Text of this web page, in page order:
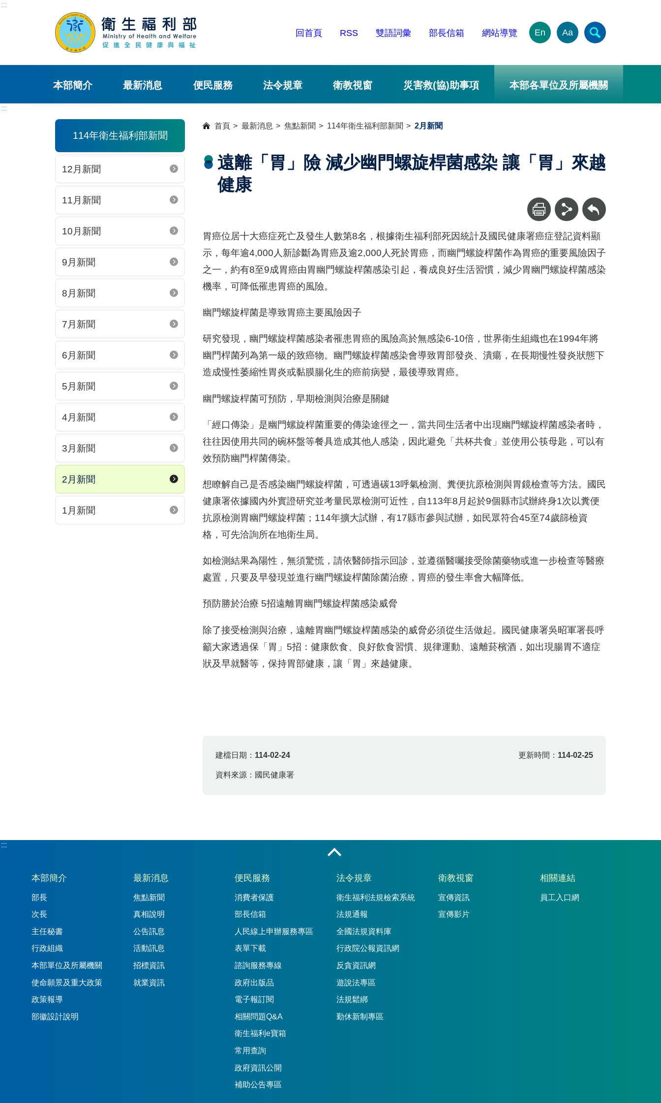
:::
回首頁 RSS 雙語詞彙 部長信箱 網站導覽 En Aa
本部簡介 最新消息 便民服務 法令規章 衛教視窗 災害救(協)助事項 本部各單位及所屬機關
:::
114年衛生福利部新聞
12月新聞
11月新聞
10月新聞
9月新聞
8月新聞
7月新聞
6月新聞
5月新聞
4月新聞
3月新聞
2月新聞
1月新聞
首頁 最新消息 焦點新聞 114年衛生福利部新聞 2月新聞
遠離「胃」險 減少幽門螺旋桿菌感染 讓「胃」來越
健康
回上一頁
胃癌位居十大癌症死亡及發生人數第8名，根據衛生福利部死因統計及國民健康署癌症登記資料顯
示，每年逾4,000人新診斷為胃癌及逾2,000人死於胃癌，而幽門螺旋桿菌作為胃癌的重要風險因子
之一，約有8至9成胃癌由胃幽門螺旋桿菌感染引起，養成良好生活習慣，減少胃幽門螺旋桿菌感染
機率，可降低罹患胃癌的風險。
幽門螺旋桿菌是導致胃癌主要風險因子
研究發現，幽門螺旋桿菌感染者罹患胃癌的風險高於無感染6-10倍，世界衛生組織也在1994年將
幽門桿菌列為第一級的致癌物。幽門螺旋桿菌感染會導致胃部發炎、潰瘍，在長期慢性發炎狀態下
造成慢性萎縮性胃炎或黏膜腸化生的癌前病變，最後導致胃癌。
幽門螺旋桿菌可預防，早期檢測與治療是關鍵
「經口傳染」是幽門螺旋桿菌重要的傳染途徑之一，當共同生活者中出現幽門螺旋桿菌感染者時，
往往因使用共同的碗杯盤等餐具造成其他人感染，因此避免「共杯共食」並使用公筷母匙，可以有
效預防幽門桿菌傳染。
想瞭解自己是否感染幽門螺旋桿菌，可透過碳13呼氣檢測、糞便抗原檢測與胃鏡檢查等方法。國民
健康署依據國內外實證研究並考量民眾檢測可近性，自113年8月起於9個縣市試辦終身1次以糞便
抗原檢測胃幽門螺旋桿菌；114年擴大試辦，有17縣市參與試辦，如民眾符合45至74歲篩檢資
格，可先洽詢所在地衛生局。
如檢測結果為陽性，無須驚慌，請依醫師指示回診，並遵循醫囑接受除菌藥物或進一步檢查等醫療
處置，只要及早發現並進行幽門螺旋桿菌除菌治療，胃癌的發生率會大幅降低。
預防勝於治療 5招遠離胃幽門螺旋桿菌感染威脅
除了接受檢測與治療，遠離胃幽門螺旋桿菌感染的威脅必須從生活做起。國民健康署吳昭軍署長呼
籲大家透過保「胃」5招：健康飲食、良好飲食習慣、規律運動、遠離菸檳酒，如出現腸胃不適症
狀及早就醫等，保持胃部健康，讓「胃」來越健康。
建檔日期： 114-02-24 更新時間： 114-02-25
資料來源：國民健康署
:::
:::
本部簡介
部長
次長
主任秘書
行政組織
本部單位及所屬機關
使命願景及重大政策
政策報導
部徽設計說明
最新消息
焦點新聞
真相說明
公告訊息
活動訊息
招標資訊
就業資訊
便民服務
消費者保護
部長信箱
人民線上申辦服務專區
表單下載
諮詢服務專線
政府出版品
電子報訂閱
相關問題Q&A
衛生福利e寶箱
常用查詢
政府資訊公開
補助公告專區
法令規章
衛生福利法規檢索系統
法規通報
全國法規資料庫
行政院公報資訊網
反貪資訊網
遊說法專區
法規鬆綁
勤休新制專區
衛教視窗
宣傳資訊
宣傳影片
相關連結
員工入口網